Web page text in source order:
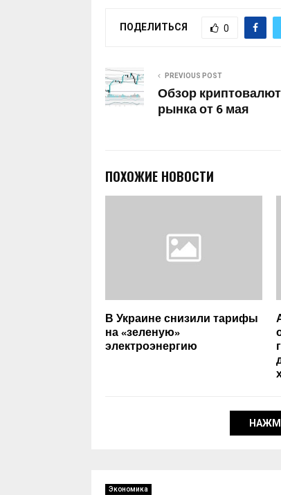
ПОДЕЛИТЬСЯ 0
PREVIOUS POST
Обзор
рынка от 6 мая
ПОХОЖИЕ НОВОСТИ
В Украине снизили тарифы
на «зеленую»
электроэнергию
Экономика